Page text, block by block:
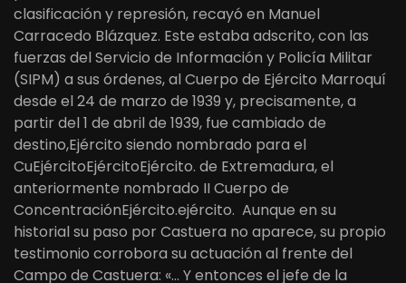
clasificación y represión, recayó en Manuel
Carracedo Blázquez. Este estaba adscrito, con las
fuerzas del Servicio de Información y Policía Militar
(SIPM) a sus órdenes, al Cuerpo de Ejército Marroquí
desde el 24 de marzo de 1939 y, precisamente, a
partir del 1 de abril de 1939, fue cambiado de
destino,Ejército siendo nombrado para el
CuEjércitoEjércitoEjército. de Extremadura, el
anteriormente nombrado II Cuerpo de
ConcentraciónEjército.ejército. Aunque en su
historial su paso por Castuera no aparece, su propio
testimonio corrobora su actuación al frente del
Campo de Castuera: «… Y entonces el jefe de la